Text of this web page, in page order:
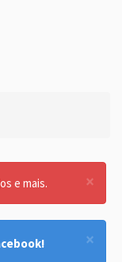
×
e mais.
×